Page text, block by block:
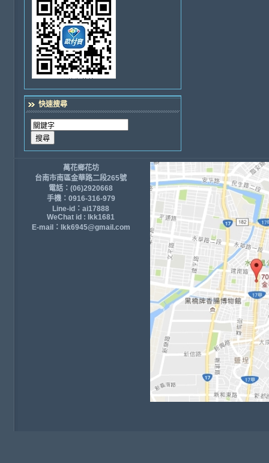
快速搜尋
萬花鄉花坊
台南市南區金華路二段265號
電話：(06)2920668
手機：0916-316-979
Line-id：ai17888
WeChat id : lkk1681
E-mail：lkk6945@gmail.com